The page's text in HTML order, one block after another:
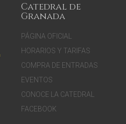
Catedral de
Granada
PÁGINA OFICIAL
HORARIOS Y TARIFAS
COMPRA DE ENTRADAS
EVENTOS
CONOCE LA CATEDRAL
FACEBOOK